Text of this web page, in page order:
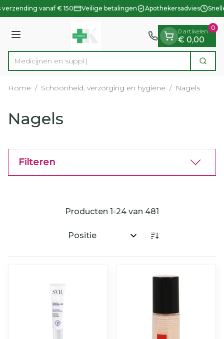
Ga naar de inhoud
1 van 1vanaf € 150 Veilige betalingen Apothekersadvies
Menu
Product, merk, categorie... Zoek
0 artikelen
€ 0,00
0
Home / Schoonheid, verzorging en hygiëne / Nagels
Nagels
Filteren
Producten 1-24 van 481
Sorteer op: